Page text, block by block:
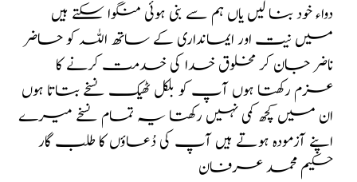
دواء خود بنا لیں یاں ہم سے بنی ہوئی منگوا سکتے ہیں
میں نیت اور ایمانداری کے ساتھ اللہ کو حاضر
ناضر جان کر مخلوق خدا کی خدمت کرنے کا
عزم رکھتا ہوں آپ کو بلکل ٹھیک نسخے بتاتا ہوں
ان میں کچھ کمی نہیں رکھتا یہ تمام نسخے میرے
اپنے آزمودہ ہوتے ہیں آپ کی دُعاؤں کا طلب گار
حکیم محمد عرفان